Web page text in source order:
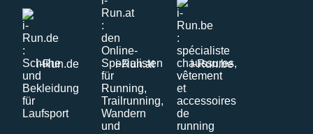
i-Run.de i-Run.at i-Run.be